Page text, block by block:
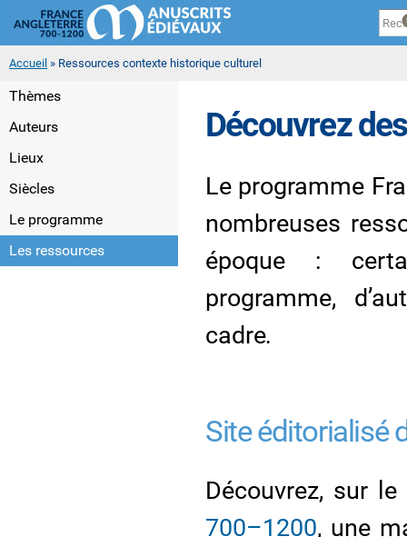
Panneau de gestion des cookies
Vous êtes ici
Accueil » Ressources contexte historique culturel
Thèmes
Auteurs
Lieux
Siècles
Le programme
Les ressources
Découvrez
Le programme
nombreuses
époque :
programme,
cadre.
Site éditorialisé
Découvrez, sur
700–1200, une